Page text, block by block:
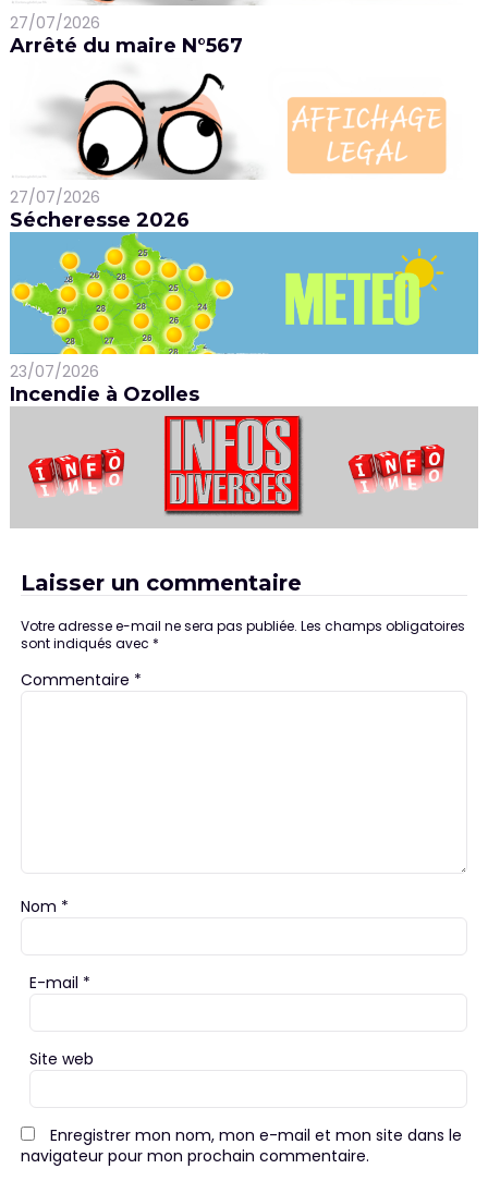
27/07/2026
Arrêté du maire N°567
27/07/2026
Sécheresse 2026
23/07/2026
Incendie à Ozolles
Laisser un commentaire
Votre adresse e-mail ne sera pas publiée. Les champs obligatoires
sont indiqués avec *
Commentaire *
Nom *
E-mail *
Site web
Enregistrer mon nom, mon e-mail et mon site dans le
navigateur pour mon prochain commentaire.